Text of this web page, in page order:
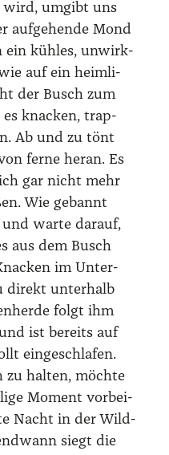
wird, umgibt uns
auf­ge­hen­de Mond
ein küh­les, unwirk­
auf ein heim­li­
der Busch zum
es kna­cken, trap­
Ab und zu tönt
fer­ne her­an. Es
gar nicht mehr
Wie gebannt
war­te dar­auf,
aus dem Busch
im Unter­
direkt unter­halb
folgt ihm
ist bereits auf
ein­ge­schla­fen.
zu hal­ten, möch­te
Moment vor­bei­
Nacht in der Wild­
siegt die